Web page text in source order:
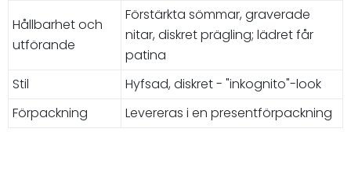
Hållbarhet och
utförande
Förstärkta sömmar, graverade
nitar, diskret prägling; lädret får
patina
Stil
Hyfsad, diskret - "inkognito"-look
Förpackning
Levereras i en presentförpackning